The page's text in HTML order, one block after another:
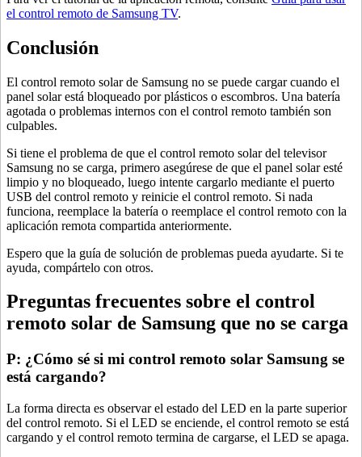
el control remoto de Samsung TV.
Conclusión
El control remoto solar de Samsung no se puede cargar cuando el
panel solar está bloqueado por plásticos o escombros. Una batería
agotada o problemas internos con el control remoto también son
culpables.
Si tiene el problema de que el control remoto solar del televisor
Samsung no se carga, primero asegúrese de que el panel solar esté
limpio y no bloqueado, luego intente cargarlo mediante el puerto
USB del control remoto y reinicie el control remoto. Si nada
funciona, reemplace la batería o reemplace el control remoto con la
aplicación remota compartida anteriormente.
Espero que la guía de solución de problemas pueda ayudarte. Si te
ayuda, compártelo con otros.
Preguntas frecuentes sobre el control
remoto solar de Samsung que no se carga
P: ¿Cómo sé si mi control remoto solar Samsung se
está cargando?
La forma directa es observar el estado del LED en la parte superior
del control remoto. Si el LED se enciende, el control remoto se está
cargando y el control remoto termina de cargarse, el LED se apaga.